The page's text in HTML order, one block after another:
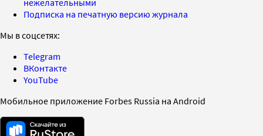
Подписка на печатную версию журнала
Мы в соцсетях:
Telegram
ВКонтакте
YouTube
Мобильное приложение Forbes Russia на Android